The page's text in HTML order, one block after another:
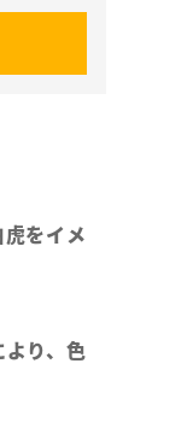
をイメ
り、色